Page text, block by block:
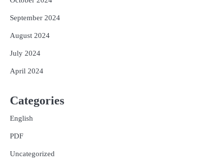
September 2024
August 2024
July 2024
April 2024
Categories
English
PDF
Uncategorized